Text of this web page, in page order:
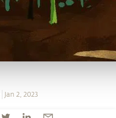
Jan 2, 2023